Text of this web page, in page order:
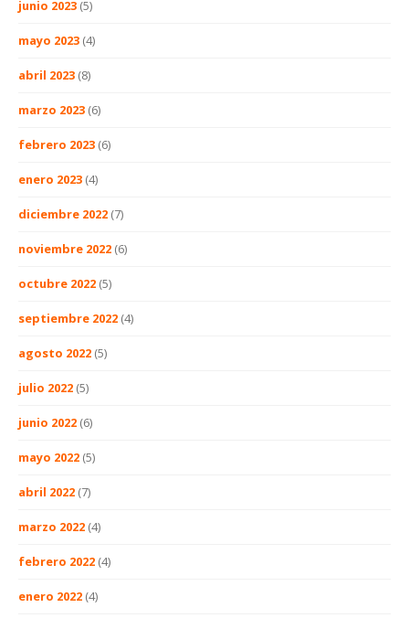
junio 2023 (5)
mayo 2023 (4)
abril 2023 (8)
marzo 2023 (6)
febrero 2023 (6)
enero 2023 (4)
diciembre 2022 (7)
noviembre 2022 (6)
octubre 2022 (5)
septiembre 2022 (4)
agosto 2022 (5)
julio 2022 (5)
junio 2022 (6)
mayo 2022 (5)
abril 2022 (7)
marzo 2022 (4)
febrero 2022 (4)
enero 2022 (4)